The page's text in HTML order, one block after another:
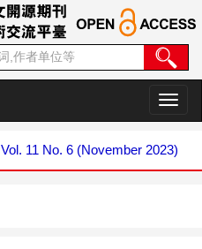
切
换
航
Vol. 11 No. 6 (November 2023)